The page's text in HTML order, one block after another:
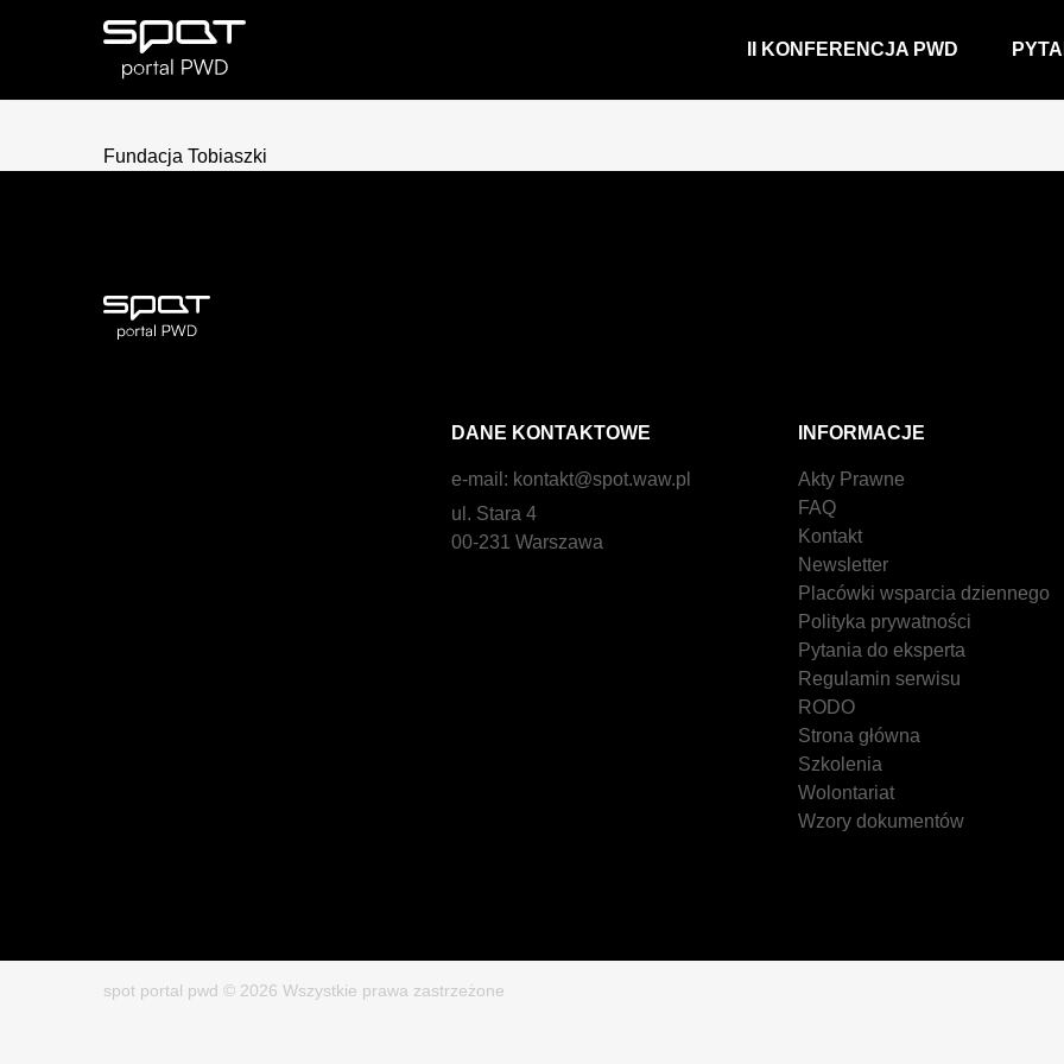
II KONFERENCJA PWD
Fundacja Tobiaszki
DANE KONTAKTOWE
e-mail: kontakt@spot.waw.pl
ul. Stara 4
00-231 Warszawa
INFORMACJE
Akty Prawne
FAQ
Kontakt
Newsletter
Placówki wsparcia dziennego
Polityka prywatności
Pytania do eksperta
Regulamin serwisu
RODO
Strona główna
Szkolenia
Wolontariat
Wzory dokumentów
spot portal pwd © 2026 Wszystkie prawa zastrzeżone